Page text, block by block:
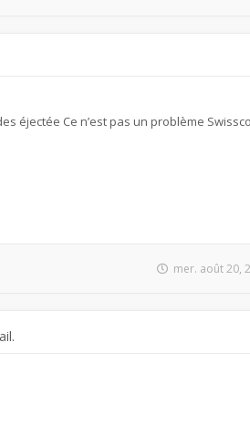
éjectée Ce n’est pas un problème
mer. août 20,